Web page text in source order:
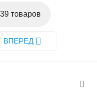
товаров
ВПЕРЕД